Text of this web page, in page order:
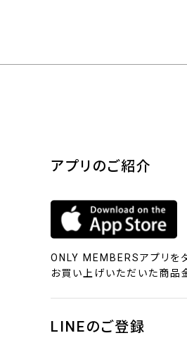
アプリのご紹介
ONLY MEMBERSアプリを
お買い上げいただいた商品
LINEのご登録